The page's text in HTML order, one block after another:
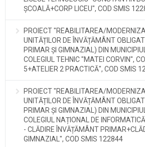
ȘCOALĂ+CORP LICEU", COD SMIS
PROIECT "REABILITAREA/
UNITĂȚILOR DE ÎNVĂȚĂMÂNT
PRIMAR ȘI GIMNAZIAL) DIN
COLEGIUL TEHNIC "MATEI CORVIN",
5+ATELIER 2 PRACTICĂ", COD SMIS
PROIECT "REABILITAREA/
UNITĂȚILOR DE ÎNVĂȚĂMÂNT
PRIMAR ȘI GIMNAZIAL) DIN
COLEGIUL NAȚIONAL DE
- CLĂDIRE ÎNVĂȚĂMÂNT
GIMNAZIAL", COD SMIS 122844